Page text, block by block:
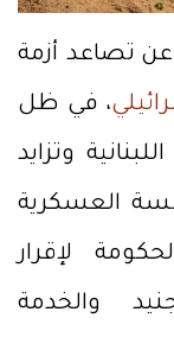
عن تصاعد أزمة
، في ظل
وتزايد
العسكرية
لإقرار
والخدمة